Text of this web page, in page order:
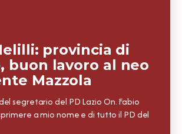
provincia di
buon lavoro al neo
Mazzola
segretario del PD Lazio On. Fabio
a mio nome e di tutto il PD del